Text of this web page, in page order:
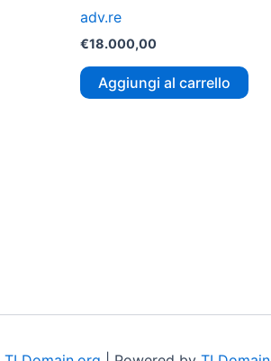
adv.re
€18.000,00
Aggiungi al carrello